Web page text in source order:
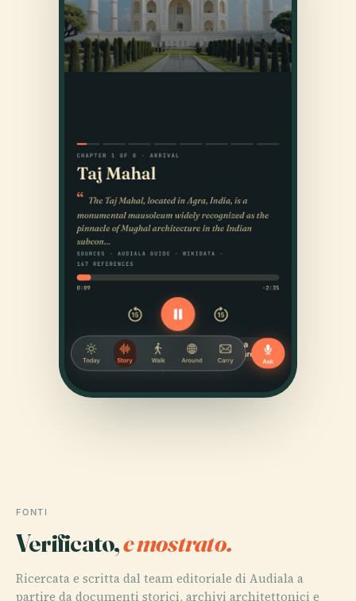
FONTI
Verificato,e mostrato.
Ricercata e scritta dal team editoriale di Audiala a
partire da documenti storici, archivi architettonici e